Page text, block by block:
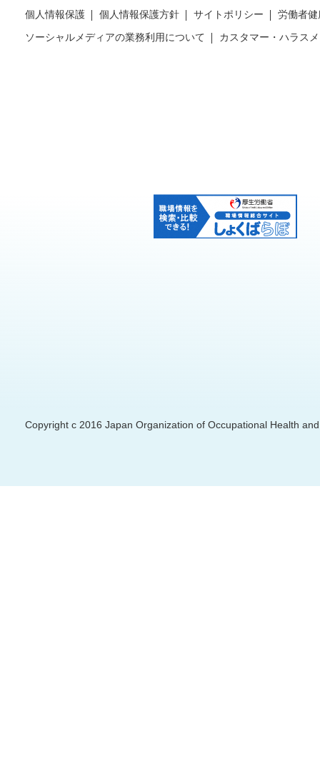
個人情報保護
個人情報保護方針 サイトポリシー
労働者
ソーシャルメディアの業務利用について
カスタマー・ハラス
Copyright c 2016 Japan Organization of Occupational Health